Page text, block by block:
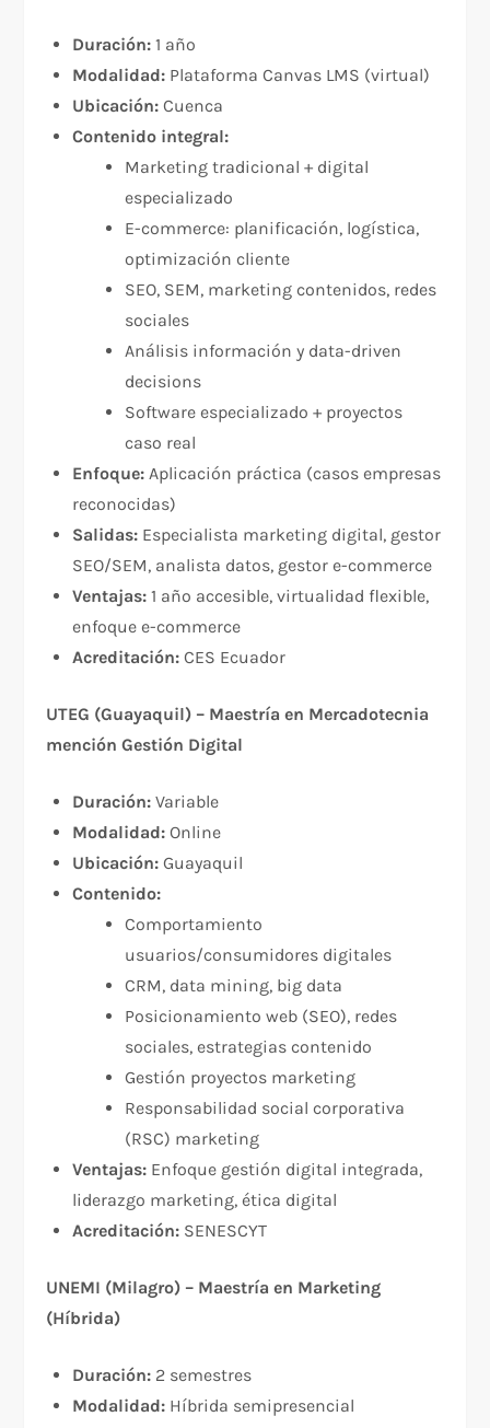
Duración: 1 año
Modalidad: Plataforma Canvas LMS (virtual)
Ubicación: Cuenca
Contenido integral:
Marketing tradicional + digital
especializado
E-commerce: planificación, logística,
optimización cliente
SEO, SEM, marketing contenidos, redes
sociales
Análisis información y data-driven
decisions
Software especializado + proyectos
caso real
Enfoque: Aplicación práctica (casos empresas
reconocidas)
Salidas: Especialista marketing digital, gestor
SEO/SEM, analista datos, gestor e-commerce
Ventajas: 1 año accesible, virtualidad flexible,
enfoque e-commerce
Acreditación: CES Ecuador
UTEG (Guayaquil) – Maestría en Mercadotecnia
mención Gestión Digital
Duración: Variable
Modalidad: Online
Ubicación: Guayaquil
Contenido:
Comportamiento
usuarios/consumidores digitales
CRM, data mining, big data
Posicionamiento web (SEO), redes
sociales, estrategias contenido
Gestión proyectos marketing
Responsabilidad social corporativa
(RSC) marketing
Ventajas: Enfoque gestión digital integrada,
liderazgo marketing, ética digital
Acreditación: SENESCYT
UNEMI (Milagro) – Maestría en Marketing
(Híbrida)
Duración: 2 semestres
Modalidad: Híbrida semipresencial